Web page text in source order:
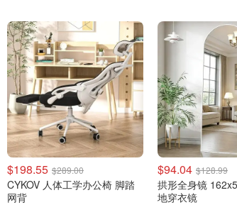
$198.55 $289.00
CYKOV 人体工学办公椅 脚踏
网背
$94.04 $128.99
拱形全身镜
地穿衣镜